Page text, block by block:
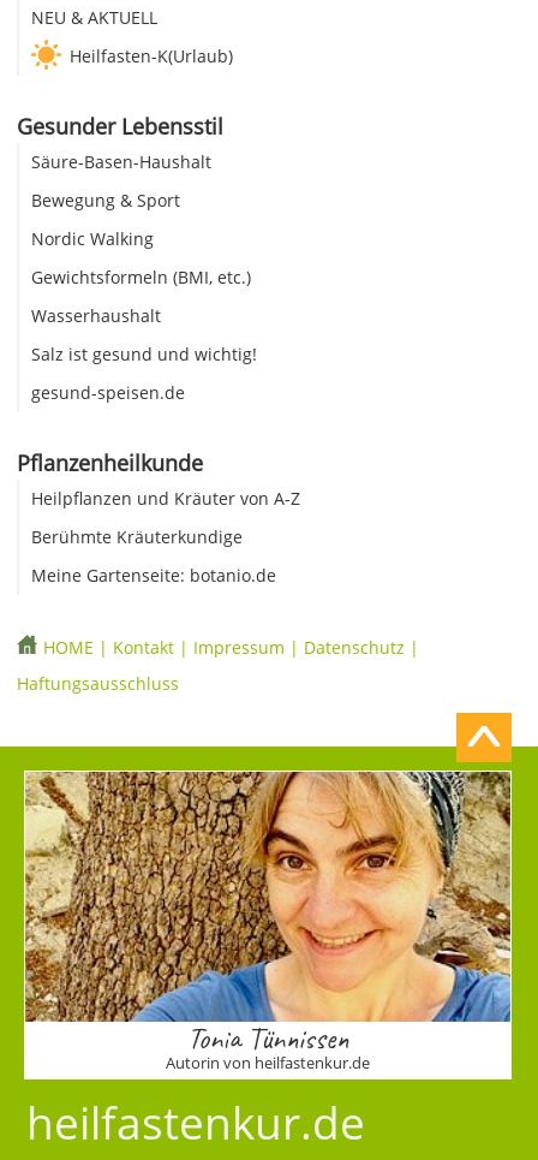
NEU & AKTUELL
Heilfasten-K(Urlaub)
Gesunder Lebensstil
Säure-Basen-Haushalt
Bewegung & Sport
Nordic Walking
Gewichtsformeln (BMI, etc.)
Wasserhaushalt
Salz ist gesund und wichtig!
gesund-speisen.de
Pflanzenheilkunde
Heilpflanzen und Kräuter von A-Z
Berühmte Kräuterkundige
Meine Gartenseite: botanio.de
HOME | Kontakt | Impressum | Datenschutz |
Haftungsausschluss
Tonia Tünnissen
Autorin von heilfastenkur.de
heilfastenkur.de